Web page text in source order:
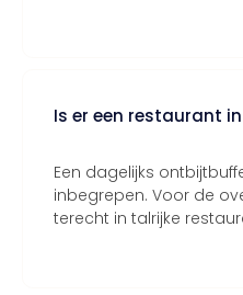
Is er een restaurant
Een dagelijks
inbegrepen. Voor de
terecht in talrijke